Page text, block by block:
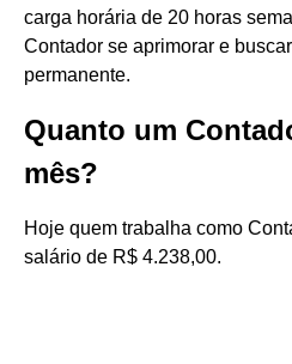
carga horária de 20 horas
Contador se aprimorar e
permanente.
Quanto um
mês?
Hoje quem trabalha como
salário de R$ 4.238,00.